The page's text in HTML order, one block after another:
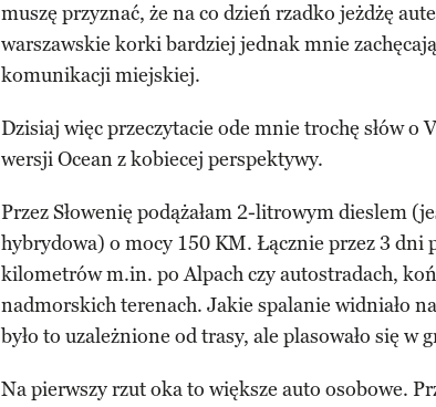
muszę przyznać, że na co dzień rzadko jeżdżę
warszawskie korki bardziej jednak mnie
komunikacji miejskiej.
Dzisiaj więc przeczytacie ode mnie trochę słów o
wersji Ocean z kobiecej perspektywy.
Przez Słowenię podążałam 2-litrowym dieslem
hybrydowa) o mocy 150 KM. Łącznie przez 3 dni
kilometrów m.in. po Alpach czy autostradach,
nadmorskich terenach. Jakie spalanie widniało
było to uzależnione od trasy, ale plasowało się w
Na pierwszy rzut oka to większe auto osobowe.